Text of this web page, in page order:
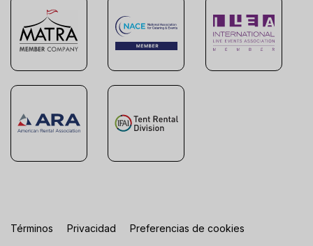
Términos Privacidad Preferencias de cookies